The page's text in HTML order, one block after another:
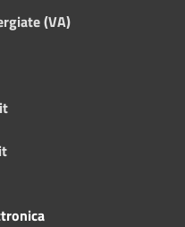
(VA)